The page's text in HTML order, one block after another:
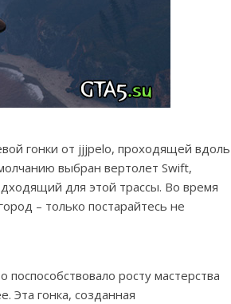
гонки от jjjpelo, проходящей вдоль
выбран вертолет Swift,
для этой трассы. Во время
– только постарайтесь не
росту мастерства
Эта гонка, созданная